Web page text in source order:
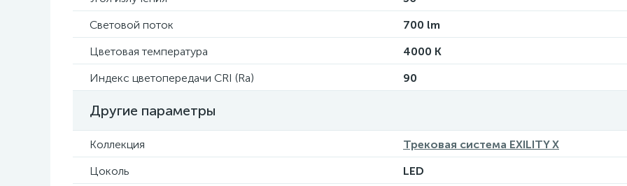
Световой поток
700 lm
Цветовая температура
4000 K
Индекс цветопередачи CRI (Ra)
90
Другие параметры
Коллекция
Трековая система EXILITY X
Цоколь
LED